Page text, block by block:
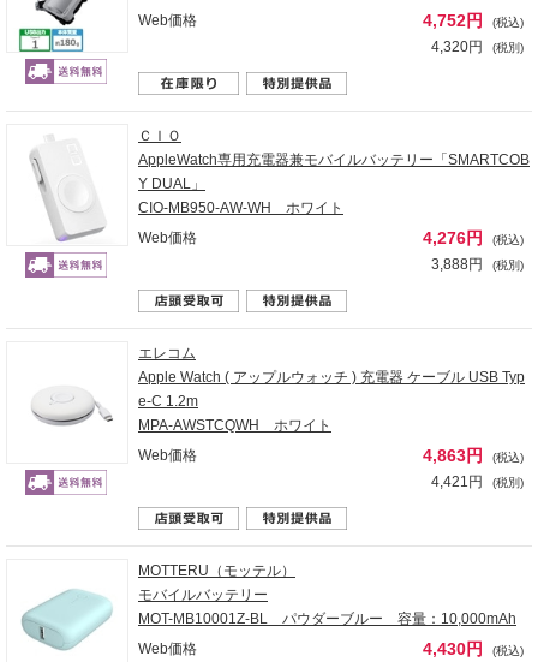
Web価格
4,752円 (税込)
4,320円 (税別)
ＣＩＯ
AppleWatch専用充電器兼モバイルバッテリー「SMARTCOB
Y DUAL」
CIO-MB950-AW-WH ホワイト
Web価格
4,276円 (税込)
3,888円 (税別)
エレコム
Apple Watch ( アップルウォッチ ) 充電器 ケーブル USB Typ
e-C 1.2m
MPA-AWSTCQWH ホワイト
Web価格
4,863円 (税込)
4,421円 (税別)
MOTTERU（モッテル）
モバイルバッテリー
MOT-MB10001Z-BL パウダーブルー 容量：10,000mAh
Web価格
4,430円 (税込)